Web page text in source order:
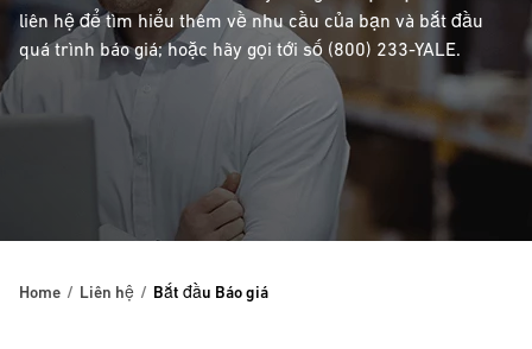
liên hệ để tìm hiểu thêm về nhu cầu của bạn và bắt đầu
quá trình báo giá; hoặc hãy gọi tới số (800) 233-YALE.
Home Liên hệ Bắt đầu Báo giá